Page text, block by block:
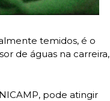
temidos, é o
de águas na carreira,
pode atingir